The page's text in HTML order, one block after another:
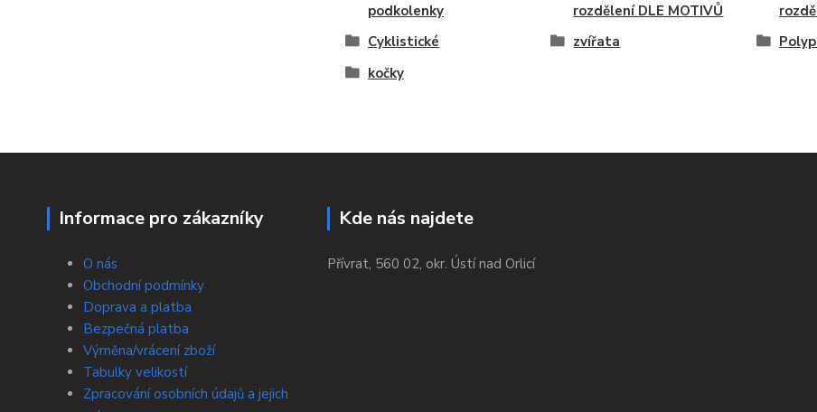
podkolenky
rozdělení DLE MOTIVŮ
Cyklistické zvířata
kočky
Informace pro zákazníky
O nás
Obchodní podmínky
Doprava a platba
Bezpečná platba
Výměna/vrácení zboží
Tabulky velikostí
Zpracování osobních údajů a jejich
Kde nás najdete
Přívrat, 560 02, okr. Ústí nad Orlicí